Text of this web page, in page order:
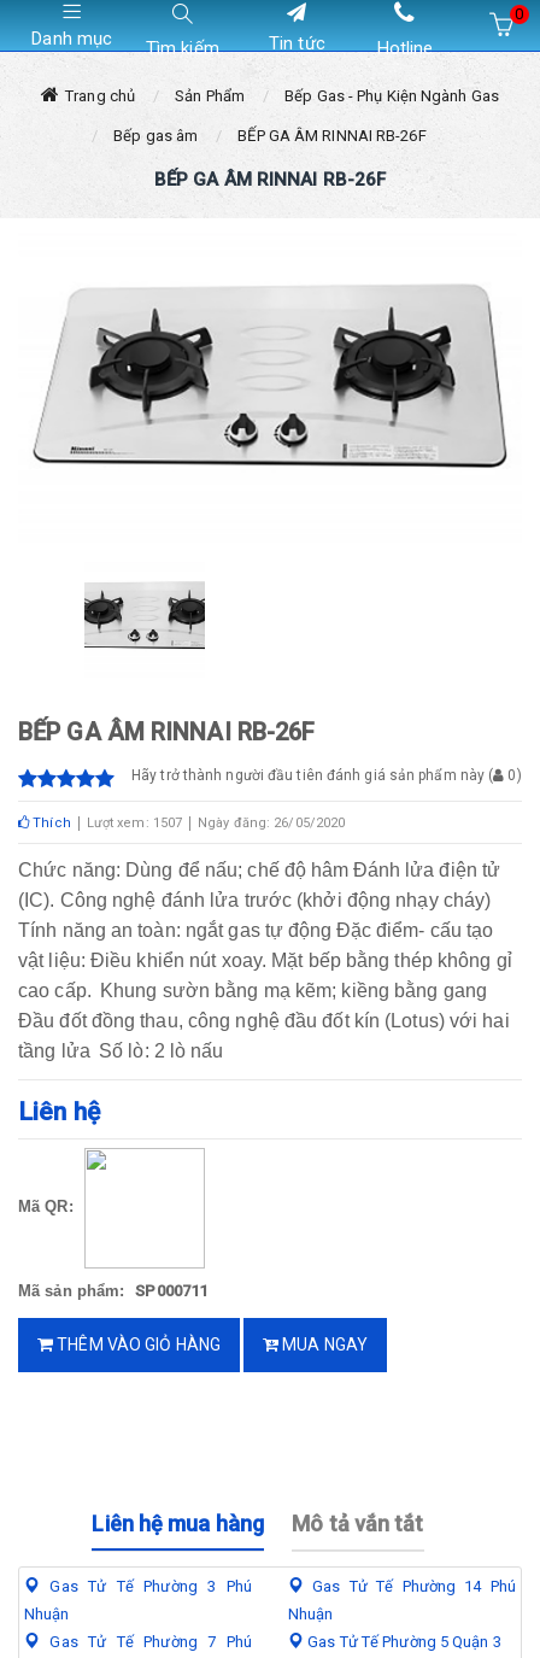
Danh mục Tìm kiếm Tin tức Hotline
0
Trang chủ Sản Phẩm Bếp Gas - Phụ Kiện Ngành Gas
Bếp gas âm BẾP GA ÂM RINNAI RB-26F
BẾP GA ÂM RINNAI RB-26F
BẾP GA ÂM RINNAI RB-26F
Hãy trở thành người đầu tiên đánh giá sản phẩm này ( 0)
Thích Lượt xem: 1507 Ngày đăng: 26/05/2020
Chức năng: Dùng để nấu; chế độ hâm Đánh lửa điện tử
(IC). Công nghệ đánh lửa trước (khởi động nhạy cháy)
Tính năng an toàn: ngắt gas tự động Đặc điểm- cấu tạo
vật liệu: Điều khiển nút xoay. Mặt bếp bằng thép không gỉ
cao cấp. Khung sườn bằng mạ kẽm; kiềng bằng gang
Đầu đốt đồng thau, công nghệ đầu đốt kín (Lotus) với hai
tầng lửa Số lò: 2 lò nấu
Liên hệ
Mã QR:
Mã sản phẩm: SP000711
THÊM VÀO GIỎ HÀNG MUA NGAY
Liên hệ mua hàng Mô tả vắn tắt
Gas Tử Tế Phường 3 Phú
Nhuận
Gas Tử Tế Phường 14 Phú
Nhuận
Gas Tử Tế Phường 7 Phú
Gas Tử Tế Phường 5 Quận 3